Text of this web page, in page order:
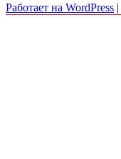
Работает на WordPress |